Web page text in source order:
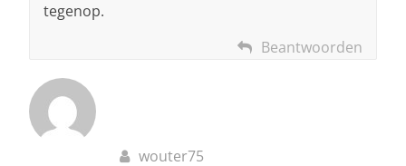
tegenop.
Beantwoorden
wouter75